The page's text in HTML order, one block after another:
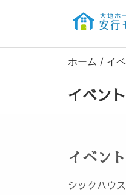
ホーム / イ
イベン
イベン
シックハウ